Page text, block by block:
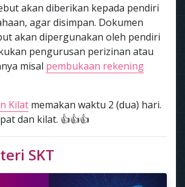
akan diberikan kepada pendiri
agar disimpan. Dokumen
akan dipergunakan oleh pendiri
pengurusan perizinan atau
misal pembukaan rekening
Kilat memakan waktu 2 (dua) hari.
dan kilat. 👍👍👍
SKT